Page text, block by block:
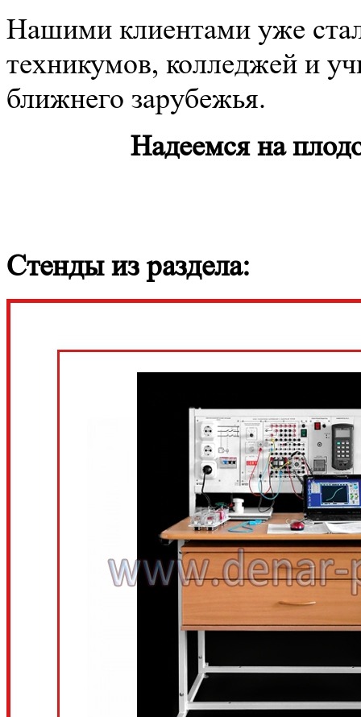
Нашими клиентами уже
техникумов, колледжей и
ближнего зарубежья.
Надеемся на
Стенды из раздела: